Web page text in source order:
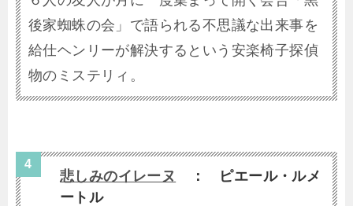
後家蜘蛛の会」で語られる不思議な出来事を
給仕ヘンリーが解決するという安楽椅子探偵
物のミステリィ。
悲しみのイレーヌ
： ピエール・ルメ
ートル